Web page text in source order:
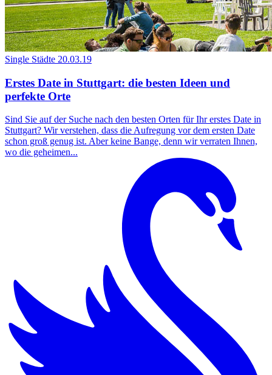
Single Städte 20.03.19
Erstes Date in Stuttgart: die besten Ideen und
perfekte Orte
Sind Sie auf der Suche nach den besten Orten für Ihr erstes Date in
Stuttgart? Wir verstehen, dass die Aufregung vor dem ersten Date
schon groß genug ist. Aber keine Bange, denn wir verraten Ihnen,
wo die geheimen...